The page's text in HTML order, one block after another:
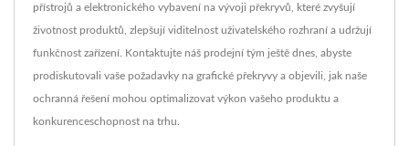
přístrojů a elektronického vybavení na vývoji překryvů, které zvyšují
životnost produktů, zlepšují viditelnost uživatelského rozhraní a udržují
funkčnost zařízení. Kontaktujte náš prodejní tým ještě dnes, abyste
prodiskutovali vaše požadavky na grafické překryvy a objevili, jak naše
ochranná řešení mohou optimalizovat výkon vašeho produktu a
konkurenceschopnost na trhu.